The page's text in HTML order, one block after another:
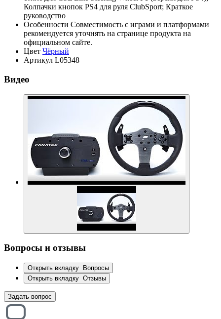
Колпачки кнопок PS4 для руля ClubSport; Краткое
руководство
Особенности Совместимость с играми и платформами
рекомендуется уточнять на странице продукта на
официальном сайте.
Цвет Чёрный
Артикул L05348
Видео
Вопросы и отзывы
Открыть вкладку
Вопросы
Открыть вкладку Отзывы
Задать вопрос